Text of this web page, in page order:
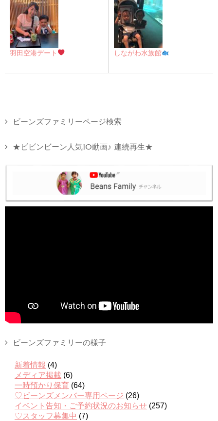
羽田空港デート しながわ水族館
ビーンズファミリーページ検索
★ビビンビーン人気10動画♪ 連続再生★
ビーンズファミリーの様子
新着情報 (4)
メディア掲載 (6)
一時預かり保育 (64)
♡ビーンズメンバー専用ページ (26)
イベント告知・ご予約状況のお知らせ (257)
♡スタッフ募集中 (7)